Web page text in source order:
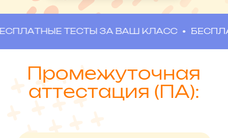
ТЕСТЫ ЗА ВАШ КЛАСС БЕСПЛАТНЫЕ
Играйте на тренажерах,
изучайте список тем и